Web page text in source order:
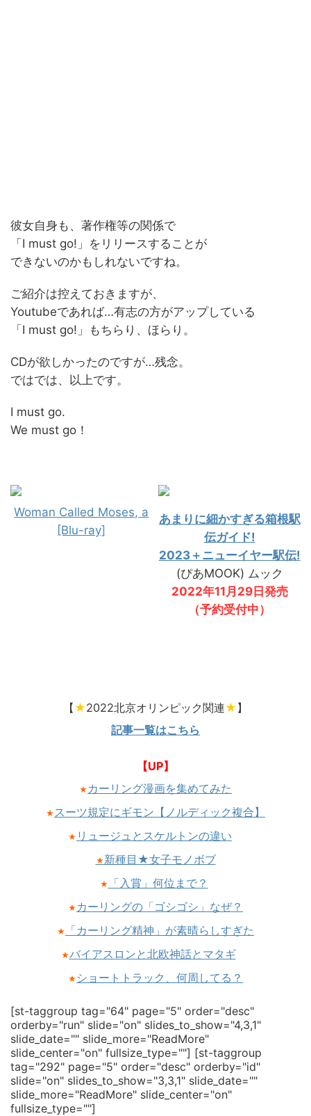
彼女自身も、著作権等の関係で
「I must go!」をリリースすることが
できないのかもしれないですね。
ご紹介は控えておきますが、
Youtubeであれば…有志の方がアップしている
「I must go!」もちらり、ほらり。
CDが欲しかったのですが…残念。
ではでは、以上です。
I must go.
We must go！
Woman Called Moses, a
[Blu-ray]
あまりに細かすぎる箱根駅
伝ガイド!
2023＋ニューイヤー駅伝!
(ぴあMOOK) ムック
2022年11月29日発売
（予約受付中）
【 ★2022北京オリンピック関連★ 】
記事一覧はこちら
【UP】
★ カーリング漫画を集めてみた
★ スーツ規定にギモン【ノルディック複合】
★ リュージュとスケルトンの違い
★新種目★女子モノボブ
★ 「入賞」何位まで？
★ カーリングの「ゴシゴシ」なぜ？
★ 「カーリング精神」が素晴らしすぎた
★バイアスロンと北欧神話とマタギ
★ ショートトラック、何周してる？
[st-taggroup tag="64" page="5" order="desc"
orderby="run" slide="on" slides_to_show="4,3,1"
slide_date="" slide_more="ReadMore"
slide_center="on" fullsize_type=""] [st-taggroup
tag="292" page="5" order="desc" orderby="id"
slide="on" slides_to_show="3,3,1" slide_date=""
slide_more="ReadMore" slide_center="on"
fullsize_type=""]